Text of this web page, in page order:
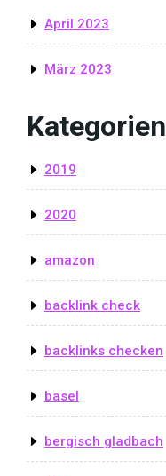
April 2023
März 2023
Kategorien
2019
2020
amazon
backlink check
backlinks checken
basel
bergisch gladbach